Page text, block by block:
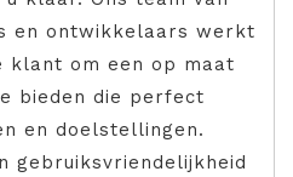
en ontwikkelaars werkt
klant om een op maat
bieden die perfect
en doelstellingen.
gebruiksvriendelijkheid